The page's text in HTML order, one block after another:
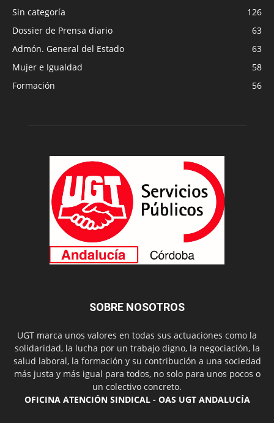
Sin categoría
126
Dossier de Prensa diario
63
Admón. General del Estado
63
Mujer e Igualdad
58
Formación
56
SOBRE NOSOTROS
UGT marca unos valores en todas sus actuaciones como la
solidaridad, la lucha por un trabajo digno, la negociación, la
salud laboral, la formación y su contribución a una sociedad
más justa y más igual para todos, no solo para unos pocos o
un colectivo concreto.
OFICINA ATENCIÓN SINDICAL - OAS UGT ANDALUCÍA